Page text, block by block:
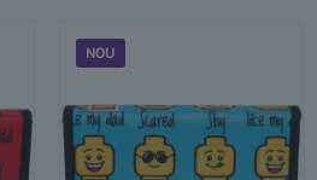
NOU